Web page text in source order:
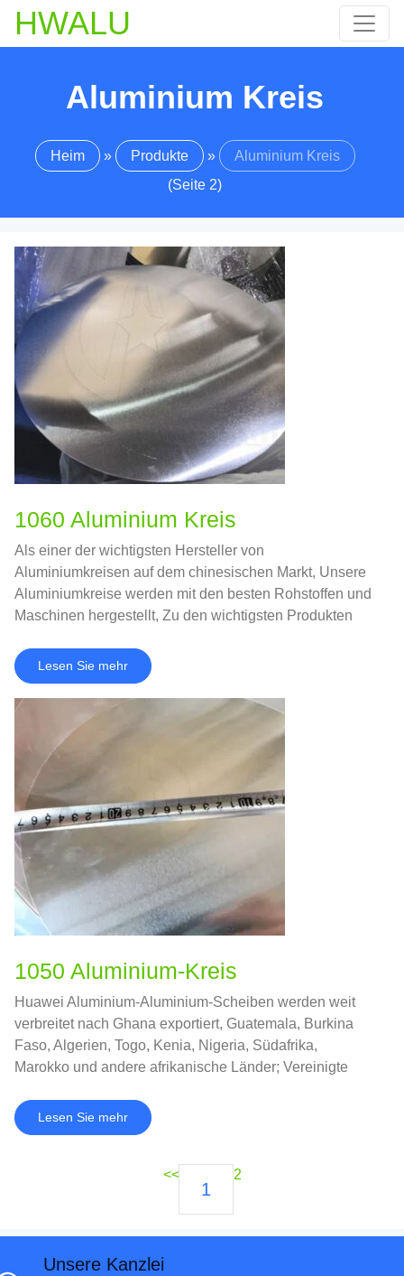
HWALU
Aluminium Kreis
Heim » Produkte »
Aluminium Kreis
(Seite 2)
1060 Aluminium Kreis
Als einer der wichtigsten Hersteller von
Aluminiumkreisen auf dem chinesischen Markt, Unsere
Aluminiumkreise werden mit den besten Rohstoffen und
Maschinen hergestellt, Zu den wichtigsten Produkten
Serie, mit einer Leistung von mehr als 5000
Tonnen/Monat
Lesen Sie mehr
1050 Aluminium-Kreis
Huawei Aluminium-Aluminium-Scheiben werden weit
verbreitet nach Ghana exportiert, Guatemala, Burkina
Faso, Algerien, Togo, Kenia, Nigeria, Südafrika,
Marokko und andere afrikanische Länder; Vereinigte
Jordanien, Saudi-Arabien und andere Länder des
Nahen Ostens.
Lesen Sie mehr
<<
1
2
Unsere Kanzlei